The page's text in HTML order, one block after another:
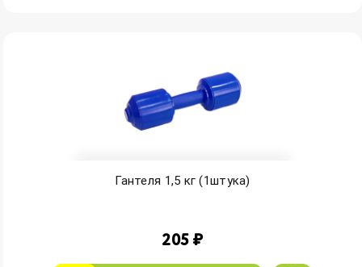
Гантеля 1,5 кг (1штука)
205 ₽